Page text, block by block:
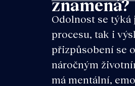
znamená?
Odolnost se týká
procesu, tak i
přizpůsobení se
náročným
má mentální,